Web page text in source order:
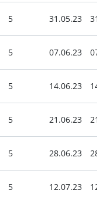
5 31.05.23
5 07.06.23
5 14.06.23
5 21.06.23
5 28.06.23
5 12.07.23